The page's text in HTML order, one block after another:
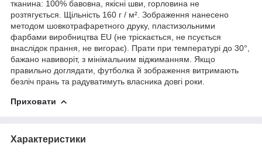
тканина: 100% бавовна, якісні шви, горловина не
розтягується. Щільність 160 г / м². Зображення нанесено
методом шовкотрафаретного друку, пластизольними
фарбами виробництва EU (не тріскається, не псується
внаслідок прання, не вигорає). Прати при температурі до 30°,
бажано навиворіт, з мінімальним віджиманням. Якщо
правильно доглядати, футболка й зображення витримають
безліч прань та радуватимуть власника довгі роки.
Приховати
Характеристики